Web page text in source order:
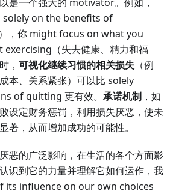
on the benefits of
，你 might focus on what you
（失去健康、精力和福
， 可视化继续习惯的相关损失 （例
本、关系紧张）可以比 solely
of quitting 更有效。 承诺机制 ，如
设定财务惩罚，利用损失厌恶，使未
著，从而增加成功的可能性。
恶的广泛影响，在生活的各个方面影
识到它的力量并理解它如何运作，我
its influence on our own choices